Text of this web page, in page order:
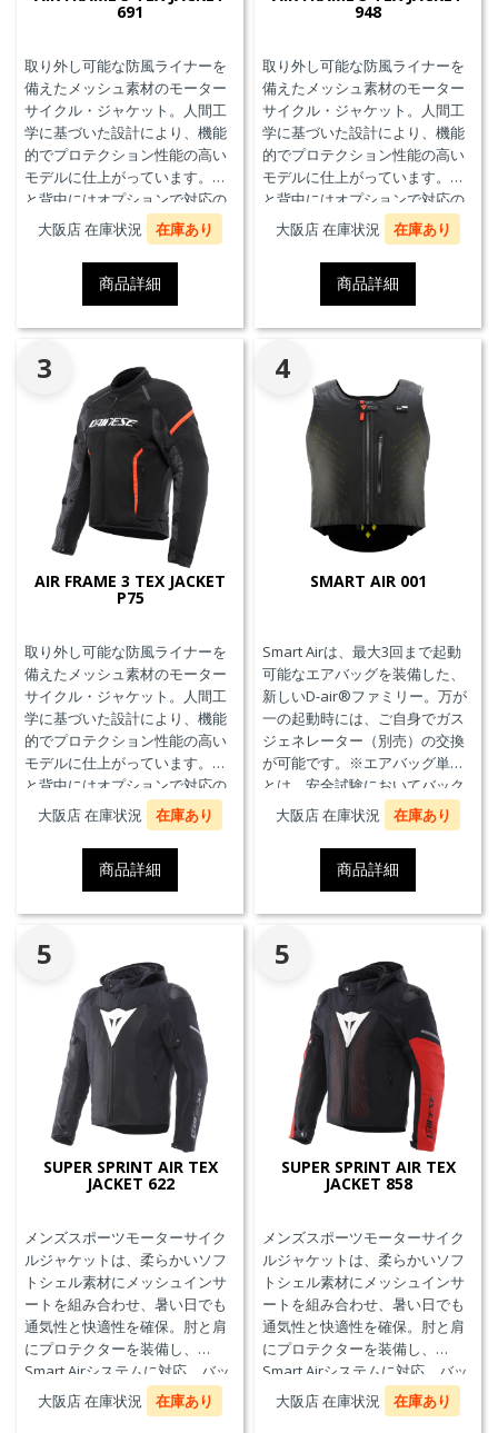
691
取り外し可能な防風ライナーを
備えたメッシュ素材のモーター
サイクル・ジャケット。人間工
学に基づいた設計により、機能
的でプロテクション性能の高い
モデルに仕上がっています。胸
と背中にはオプションで対応の
プロテクターを装着することが
できます。また、防水の内ポケ
ット、EN17092クラスA認証、パ
ンツと接続可能なファスナーを
備えています。
大阪店 在庫状況 在庫あり
商品詳細
948
取り外し可能な防風ライナーを
備えたメッシュ素材のモーター
サイクル・ジャケット。人間工
学に基づいた設計により、機能
的でプロテクション性能の高い
モデルに仕上がっています。胸
と背中にはオプションで対応の
プロテクターを装着することが
できます。また、防水の内ポケ
ット、EN17092クラスA認証、パ
ンツと接続可能なファスナーを
備えています。
大阪店 在庫状況 在庫あり
商品詳細
3
AIR FRAME 3 TEX JACKET
P75
取り外し可能な防風ライナーを
備えたメッシュ素材のモーター
サイクル・ジャケット。人間工
学に基づいた設計により、機能
的でプロテクション性能の高い
モデルに仕上がっています。胸
と背中にはオプションで対応の
プロテクターを装着することが
できます。また、防水の内ポケ
ット、EN17092クラスA認証、パ
ンツと接続可能なファスナーを
備えています。
大阪店 在庫状況 在庫あり
商品詳細
4
SMART AIR 001
Smart Airは、最大3回まで起動
可能なエアバッグを装備した、
新しいD-air®ファミリー。万が
一の起動時には、ご自身でガス
ジェネレーター（別売）の交換
が可能です。※エアバッグ単体
とは、安全試験においてバック
プロテクターとの併用を必要と
せず、エアバッグことを指しま
大阪店 在庫状況 在庫あり
商品詳細
5
SUPER SPRINT AIR TEX
JACKET 622
メンズスポーツモーターサイク
ルジャケットは、柔らかいソフ
トシェル素材にメッシュインサ
ートを組み合わせ、暑い日でも
通気性と快適性を確保。肘と肩
にプロテクターを装備し、
Smart Airシステムに対応。バッ
クプロテクターおよびチェスト
プロテクターにも対応していま
大阪店 在庫状況 在庫あり
5
SUPER SPRINT AIR TEX
JACKET 858
メンズスポーツモーターサイク
ルジャケットは、柔らかいソフ
トシェル素材にメッシュインサ
ートを組み合わせ、暑い日でも
通気性と快適性を確保。肘と肩
にプロテクターを装備し、
Smart Airシステムに対応。バッ
クプロテクターおよびチェスト
プロテクターにも対応していま
大阪店 在庫状況 在庫あり